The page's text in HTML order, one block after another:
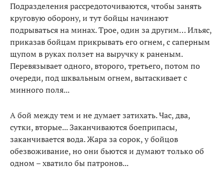
Подразделения рассредоточиваются, чтобы занять
круговую оборону, и тут бойцы начинают
подрываться на минах. Трое, один за другим… Ильяс,
приказав бойцам прикрывать его огнем, с саперным
щупом в руках ползет на выручку к раненым.
Перевязывает одного, второго, третьего, потом по
очереди, под шквальным огнем, вытаскивает с
минного поля...
А бой между тем и не думает затихать. Час, два,
сутки, вторые... Заканчиваются боеприпасы,
заканчивается вода. Жара за сорок, у бойцов
обезвоживание, но они бьются и думают только об
одном – хватило бы патронов...